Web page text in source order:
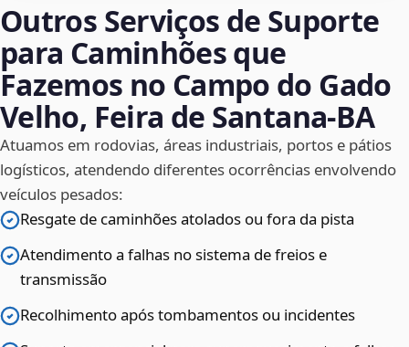
Outros Serviços de Suporte
para Caminhões que
Fazemos no Campo do Gado
Velho, Feira de Santana‑BA
Atuamos em rodovias, áreas industriais, portos e pátios
logísticos, atendendo diferentes ocorrências envolvendo
veículos pesados:
Resgate de caminhões atolados ou fora da pista
Atendimento a falhas no sistema de freios e
transmissão
Recolhimento após tombamentos ou incidentes